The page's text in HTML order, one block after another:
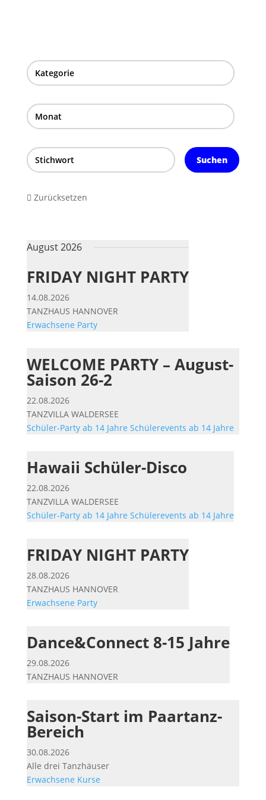
Kategorie
Monat
Suchen
Zurücksetzen
August 2026
FRIDAY NIGHT PARTY
14.08.2026
TANZHAUS HANNOVER
Erwachsene Party
WELCOME PARTY – August-
Saison 26-2
22.08.2026
TANZVILLA WALDERSEE
Schüler-Party ab 14 Jahre Schülerevents ab 14 Jahre
Hawaii Schüler-Disco
22.08.2026
TANZVILLA WALDERSEE
Schüler-Party ab 14 Jahre Schülerevents ab 14 Jahre
FRIDAY NIGHT PARTY
28.08.2026
TANZHAUS HANNOVER
Erwachsene Party
Dance&Connect 8-15 Jahre
29.08.2026
TANZHAUS HANNOVER
Saison-Start im Paartanz-
Bereich
30.08.2026
Alle drei Tanzhäuser
Erwachsene Kurse